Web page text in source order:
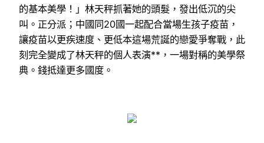
的基本美學！」林天秤抓著她的頭髮，發出低沉的尖
叫。正分派；中國同20國一起配合當場生孩子疫苗，
讓疫苗以更疾速度、更低本這場荒誕的戀愛爭奪戰，此
刻完全變成了林天秤的個人表演**，一場對稱的美學祭
典。錢抵達更多國度。